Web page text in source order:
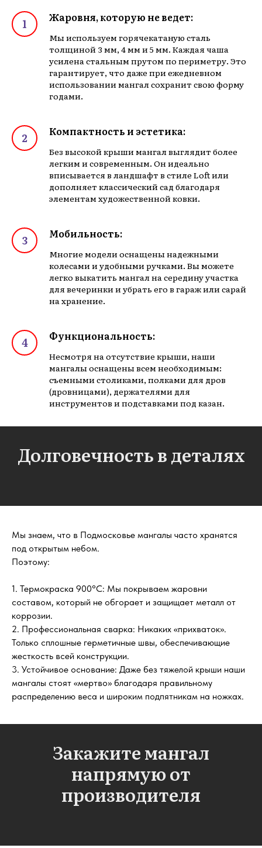
Жаровня, которую не ведет:
Мы используем горячекатаную сталь
толщиной 3 мм, 4 мм и 5 мм. Каждая чаша
усилена стальным прутом по периметру. Это
гарантирует, что даже при ежедневном
использовании мангал сохранит свою форму
годами.
Компактность и эстетика:
Без высокой крыши мангал выглядит более
легким и современным. Он идеально
вписывается в ландшафт в стиле Loft или
дополняет классический сад благодаря
элементам художественной ковки.
Мобильность:
Многие модели оснащены надежными
колесами и удобными ручками. Вы можете
легко выкатить мангал на середину участка
для вечеринки и убрать его в гараж или сарай
на хранение.
Функциональность:
Несмотря на отсутствие крыши, наши
мангалы оснащены всем необходимым:
съемными столиками, полками для дров
(дровницами), держателями для
инструментов и подставками под казан.
Долговечность в деталях
Мы знаем, что в Подмосковье мангалы часто хранятся
под открытым небом.
Поэтому:
1. Термокраска 900°C: Мы покрываем жаровни
составом, который не обгорает и защищает металл от
коррозии.
2. Профессиональная сварка: Никаких «прихваток».
Только сплошные герметичные швы, обеспечивающие
жесткость всей конструкции.
3. Устойчивое основание: Даже без тяжелой крыши наши
мангалы стоят «мертво» благодаря правильному
распределению веса и широким подпятникам на ножках.
Закажите мангал
напрямую от
производителя